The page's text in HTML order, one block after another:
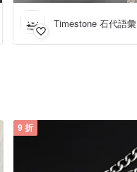
Timestone 石代語彙
9 折